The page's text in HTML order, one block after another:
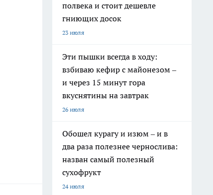
полвека и стоит дешевле
гниющих досок
23 июля
Эти пышки всегда в ходу:
взбиваю кефир с майонезом –
и через 15 минут гора
вкуснятины на завтрак
26 июля
Обошел курагу и изюм – и в
два раза полезнее чернослива:
назван самый полезный
сухофрукт
24 июля